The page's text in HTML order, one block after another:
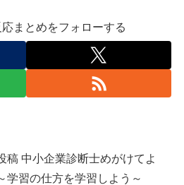
まとめをフォローする
稿 中小企業診断士めがけてよ
学習の仕方を学習しよう～